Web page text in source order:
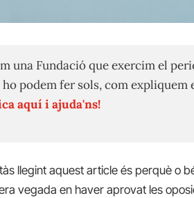
una Fundació que exercim el
ho podem fer sols, com expliquem
aquí i ajuda'ns!
llegint aquest article és perquè o
vegada en haver aprovat les